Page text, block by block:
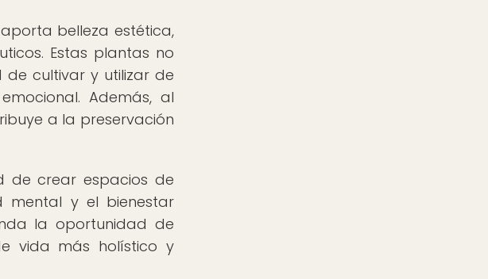
belleza estética,
Estas plantas no
de cultivar y utilizar de
Además, al
a la preservación
de crear espacios de
mental y el bienestar
la oportunidad de
vida más holístico y